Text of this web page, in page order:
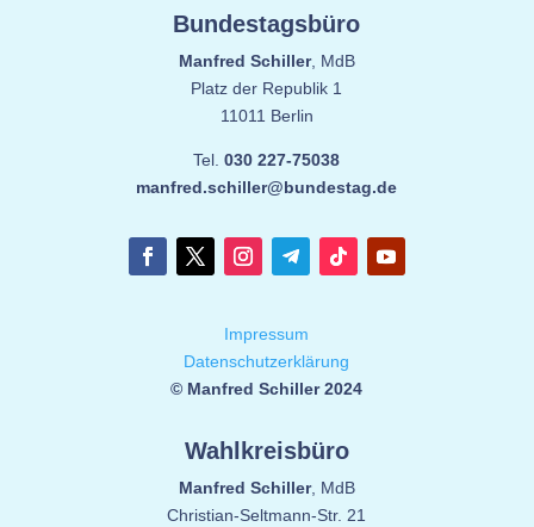
Bundestagsbüro
Manfred Schiller, MdB
Platz der Republik 1
11011 Berlin
Tel.030 227-75038
manfred.schiller@bundestag.de
Impressum
Datenschutzerklärung
© Manfred Schiller 2024
Wahlkreisbüro
Manfred Schiller, MdB
Christian-Seltmann-Str. 21